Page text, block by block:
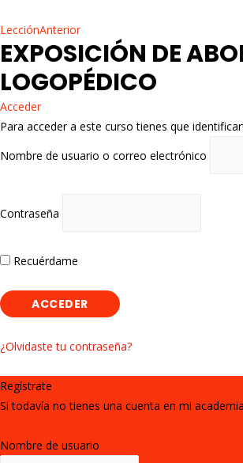
LecciónAnterior
EXPOSICIÓN DE
LOGOPÉDICO
Acceder
Para acceder a este curso tienes que
Nombre de usuario o correo electrónico
Contraseña
Recuérdame
¿Olvidaste tu contraseña?
Regístrate
Si todavía no tienes una cuenta en mi
Nombre de usuario